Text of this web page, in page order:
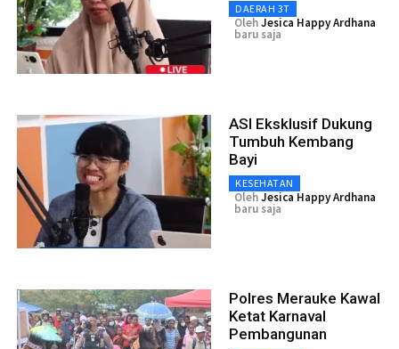
DAERAH 3T
OlehJesica Happy Ardhana
baru saja
ASI Eksklusif Dukung
Tumbuh Kembang
Bayi
KESEHATAN
OlehJesica Happy Ardhana
baru saja
Polres Merauke Kawal
Ketat Karnaval
Pembangunan